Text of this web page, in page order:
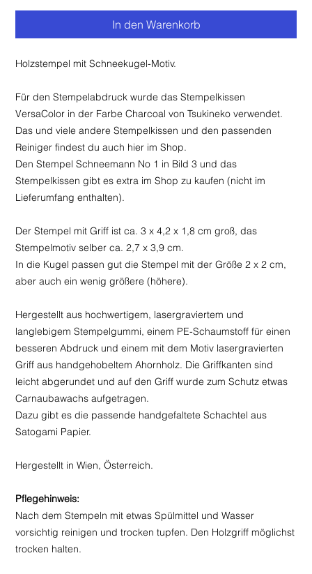
In den Warenkorb
Holzstempel mit Schneekugel-Motiv.
Für den Stempelabdruck wurde das Stempelkissen
VersaColor in der Farbe Charcoal von Tsukineko verwendet.
Das und viele andere Stempelkissen und den passenden
Reiniger findest du auch hier im Shop.
Den Stempel Schneemann No 1 in Bild 3 und das
Stempelkissen gibt es extra im Shop zu kaufen (nicht im
Lieferumfang enthalten).
Der Stempel mit Griff ist ca. 3 x 4,2 x 1,8 cm groß, das
Stempelmotiv selber ca. 2,7 x 3,9 cm.
In die Kugel passen gut die Stempel mit der Größe 2 x 2 cm,
aber auch ein wenig größere (höhere).
Hergestellt aus hochwertigem, lasergraviertem und
langlebigem Stempelgummi, einem PE-Schaumstoff für einen
besseren Abdruck und einem mit dem Motiv lasergravierten
Griff aus handgehobeltem Ahornholz. Die Griffkanten sind
leicht abgerundet und auf den Griff wurde zum Schutz etwas
Carnaubawachs aufgetragen.
Dazu gibt es die passende handgefaltete Schachtel aus
Satogami Papier.
Hergestellt in Wien, Österreich.
Pflegehinweis:
Nach dem Stempeln mit etwas Spülmittel und Wasser
vorsichtig reinigen und trocken tupfen. Den Holzgriff möglichst
trocken halten.